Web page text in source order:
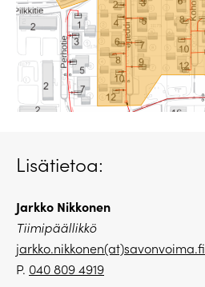
Lisätietoa:
Jarkko Nikkonen
Tiimipäällikkö
jarkko.nikkonen(at)savonvoima.fi
P. 040 809 4919